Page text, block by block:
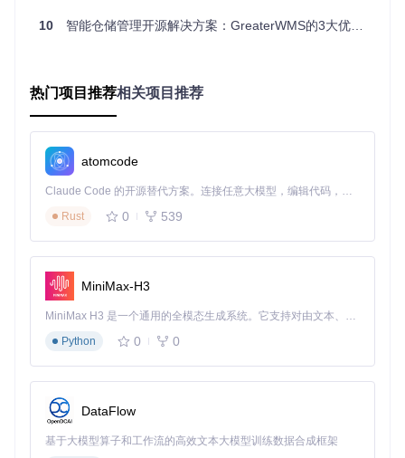
开源仓库管理系统具有高度的灵活性和可定制性，能够适应不
同行业的仓储管理需求。以下是几个典型行业的应用场景。
电商行业的仓储管理面临着订单量大、波动频繁的挑战。特别
订单自动分配：系统根据订单信息和库存情况，自动将订单
分配给合适的拣货人员和发货区域，提高订单处理效率。
波次拣货：将多个订单合并为一个波次进行拣货，减少拣货
路径，提高拣货效率。
制造业的仓储管理涉及原材料、半成品和成品等多种类型的物
品，管理复杂度高。开源仓库管理系统通过「批次管理：指对
商品按生产/入库批次进行全生命周期追踪的管理模式」，实现
对原材料和成品的精细化管理：
成品批次管理：跟踪成品的生产批次、生产日期、有效期等
信息，确保产品质量和合规性。
生产物料管理：根据生产计划，准确管理生产所需物料的库
10 智能仓储管理开源解决方案：GreaterWMS的3大优势与落地实践
热门项目推荐相关项目推荐
atomcode
Claude Code 的开源替代方案。连接任意大模型，编辑代码，运行命令，自动验证 — 全自动执行。用 Rust 构建，极致性能。 ｜ An open-source alternative to Claude Code. Connect any LLM, edit code, run commands, and verify changes — autonomously. Built in Rust for speed. Get Started
Rust
0 539
MiniMax-H3
MiniMax H3 是一个通用的全模态生成系统。它支持对由文本、图像、视频和音频组成的多模态上下文进行统一理解，并能生成分辨率高达 2K、时长可达 15 秒的带原生立体声音频的视频。得益于面向任务泛化的系统设计，H3 在预训练阶段就已具备广泛的多模态上下文理解与生成能力，能够出色地执行复杂的多模态指令。
Python
0 0
DataFlow
基于大模型算子和工作流的高效文本大模型训练数据合成框架